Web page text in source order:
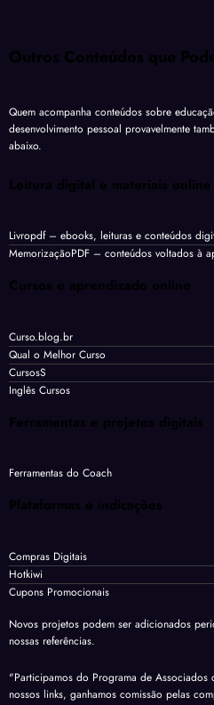
Outros Conteúdos que
Quem acompanha conteúdos sobre
desenvolvimento pessoal provavelmente
abaixo.
Leitura digital e materiais online
Livropdf– ebooks, leituras e conteúdos
MemorizaçãoPDF – conteúdos voltados à
Cursos e aprendizado online
Curso.blog.br
Qual o Melhor Curso
CursosS
Inglês Cursos
Ferramentas e projetos digitais
Ferramentas do Coach
Plataformas e indicações
Compras Digitais
Hotkiwi
Cupons Promocionais
Novos projetos podem ser adicionados
nossas referências.
"Participamos do Programa de
nossos links, ganhamos comissão pelas